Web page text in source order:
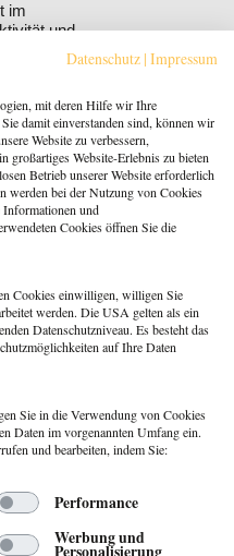
im
und
im KI-
5
Fakten-
für ein
PSYCHOLOGEN
Datenschutz | Impressum
mit deren Hilfe wir Ihre
damit einverstanden sind, können wir
Website zu verbessern,
großartiges Website-Erlebnis zu bieten
Betrieb unserer Website erforderlich
werden bei der Nutzung von Cookies
und
Cookies öffnen Sie die
Cookies einwilligen, willigen Sie
werden. Die USA gelten als ein
Datenschutzniveau. Es besteht das
auf Ihre Daten
Sie in die Verwendung von Cookies
Daten im vorgenannten Umfang ein.
und bearbeiten, indem Sie:
Performance
Werbung und
Personalisierung